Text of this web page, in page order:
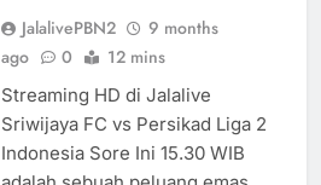
JalalivePBN2
9 months
ago
0 12 mins
Streaming HD di Jalalive
Sriwijaya FC vs Persikad Liga 2
Indonesia Sore Ini 15.30 WIB